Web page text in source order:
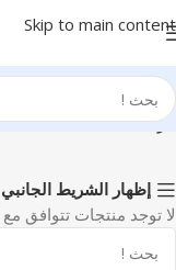
Skip to main content
الرئيسية Photo & Video
إظهار الشريط الجانبي
لا توجد منتجات تتوافق مع